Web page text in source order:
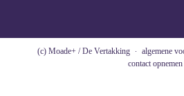
(c) Moade+ / De Vertakking algemene
contact opnemen